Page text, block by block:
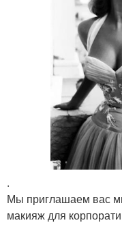
.
Мы приглашаем вас
макияж для